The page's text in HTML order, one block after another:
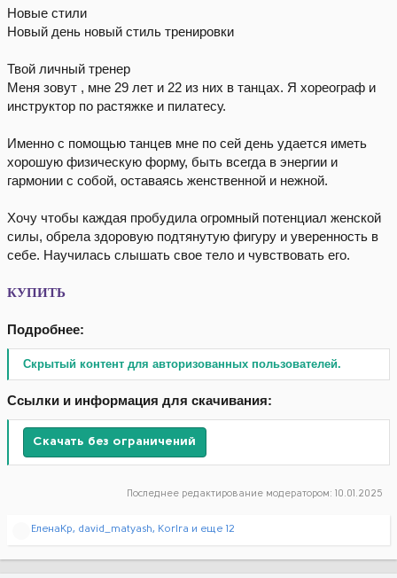
Новые стили
Новый день новый стиль тренировки
Твой личный тренер
Меня зовут , мне 29 лет и 22 из них в танцах. Я хореограф и
инструктор по растяжке и пилатесу.
Именно с помощью танцев мне по сей день удается иметь
хорошую физическую форму, быть всегда в энергии и
гармонии с собой, оставаясь женственной и нежной.
Хочу чтобы каждая пробудила огромный потенциал женской
силы, обрела здоровую подтянутую фигуру и уверенность в
себе. Научилась слышать свое тело и чувствовать его.
КУПИТЬ
Подробнее:
Скрытый контент для авторизованных пользователей.
Ссылки и информация для скачивания:
Скачать без ограничений
Последнее редактирование модератором: 10.01.2025
РЕленаКр, david_matyash, KorIra и еще 12